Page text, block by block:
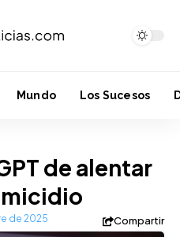
Mundo Los Sucesos
de alentar
de 2025 Compartir